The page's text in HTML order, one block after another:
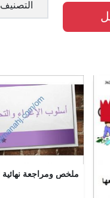
التصنيف